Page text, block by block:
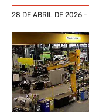
28 DE ABRIL DE 2026 -